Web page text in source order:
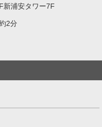
新浦安タワー7F
2分